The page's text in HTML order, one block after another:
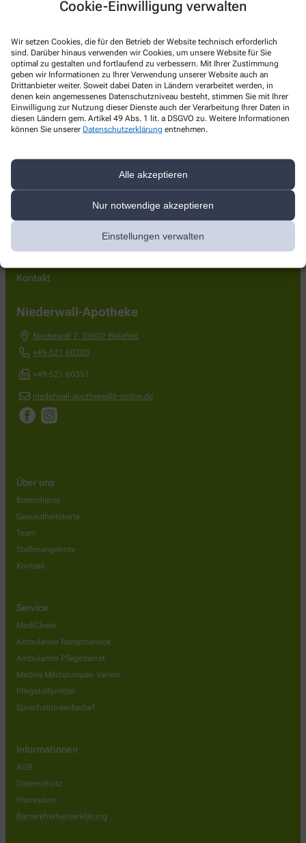
Cookie-Einwilligung verwalten
Wir setzen Cookies, die für den Betrieb der Website technisch erforderlich
sind. Darüber hinaus verwenden wir Cookies, um unsere Website für Sie
optimal zu gestalten und fortlaufend zu verbessern. Mit Ihrer Zustimmung
geben wir Informationen zu Ihrer Verwendung unserer Website auch an
Drittanbieter weiter. Soweit dabei Daten in Ländern verarbeitet werden, in
denen kein angemessenes Datenschutzniveau besteht, stimmen Sie mit Ihrer
Einwilligung zur Nutzung dieser Dienste auch der Verarbeitung Ihrer Daten in
diesen Ländern gem. Artikel 49 Abs. 1 lit. a DSGVO zu. Weitere Informationen
können Sie unserer Datenschutzerklärung entnehmen.
Alle akzeptieren
Nur notwendige akzeptieren
Einstellungen verwalten
Professioneller Blutdruckcheck
Sie leiden unter medikamentös behandeltem
Bluthochdruck?
Messung durch geschultes Fachpersonal
15 Minütuger Vorsorge Check
Schriftliche Messergebnisse für Ihre Unterlagen
Kontakt
Niederwall-Apotheke
Niederwall 7, 33602 Bielefeld
+49-521 60380
+49-521 60351
niederwall-apotheke@t-online.de
Über uns
Botendienst
Gesundheitskarte
Team
Stellenangebote
Kontakt
Service
MediCheck
Ambulanter Rezeptservice
Ambulanter Pflegedienst
Medela Milchpumpen Verleih
Pflegehilfsmittel
Sprechstundenbedarf
Informationen
AGB
Datenschutz
Impressum
Barrierefreiheitserklärung